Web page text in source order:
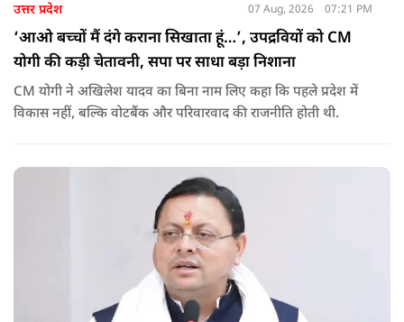
उत्तर प्रदेश 07 Aug, 2026 07:21 PM
‘आओ बच्चों मैं दंगे कराना सिखाता हूं…’, उपद्रवियों को CM
योगी की कड़ी चेतावनी, सपा पर साधा बड़ा निशाना
CM योगी ने अखिलेश यादव का बिना नाम लिए कहा कि पहले प्रदेश में
विकास नहीं, बल्कि वोटबैंक और परिवारवाद की राजनीति होती थी.